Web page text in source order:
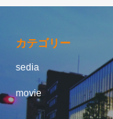
カテゴリー
sedia
movie